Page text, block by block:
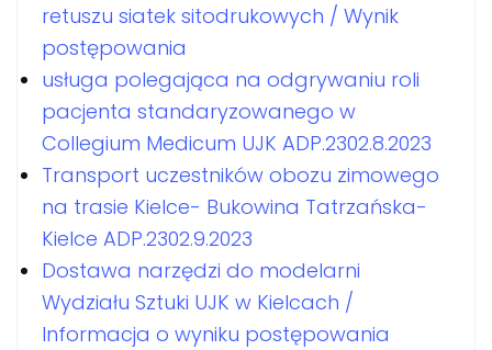
retuszu siatek sitodrukowych / Wynik
postępowania
usługa polegająca na odgrywaniu roli
pacjenta standaryzowanego w
Collegium Medicum UJK ADP.2302.8.2023
Transport uczestników obozu zimowego
na trasie Kielce- Bukowina Tatrzańska-
Kielce ADP.2302.9.2023
Dostawa narzędzi do modelarni
Wydziału Sztuki UJK w Kielcach /
Informacja o wyniku postępowania